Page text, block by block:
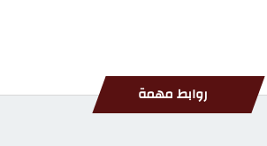
روابط مهمة